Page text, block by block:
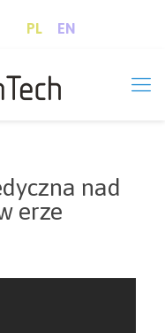
PL EN
nad
erze